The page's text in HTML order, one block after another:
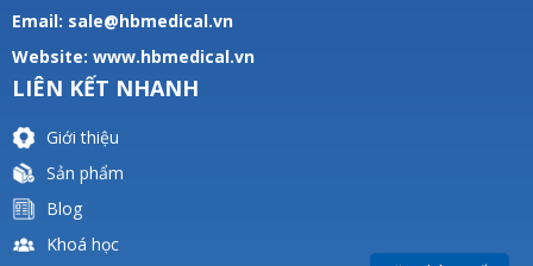
Email: sale@hbmedical.vn
Website: www.hbmedical.vn
LIÊN KẾT NHANH
Giới thiệu
Sản phẩm
Blog
Khoá học